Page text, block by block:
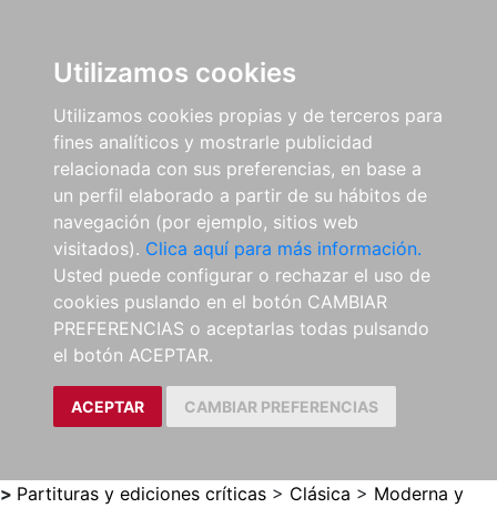
Utilizamos cookies
Utilizamos cookies propias y de terceros para
fines analíticos y mostrarle publicidad
relacionada con sus preferencias, en base a
un perfil elaborado a partir de su hábitos de
navegación (por ejemplo, sitios web
visitados). Clica aquí para más información.
Usted puede configurar o rechazar el uso de
cookies puslando en el botón CAMBIAR
PREFERENCIAS o aceptarlas todas pulsando
el botón ACEPTAR.
ACEPTAR CAMBIAR PREFERENCIAS
> Partituras y ediciones críticas > Clásica > Moderna y